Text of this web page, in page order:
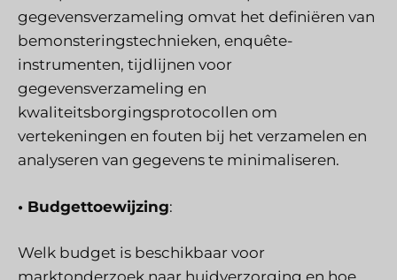
gegevensverzameling omvat het definiëren van
bemonsteringstechnieken, enquête-
instrumenten, tijdlijnen voor
gegevensverzameling en
kwaliteitsborgingsprotocollen om
vertekeningen en fouten bij het verzamelen en
analyseren van gegevens te minimaliseren.
• Budgettoewijzing:
Welk budget is beschikbaar voor